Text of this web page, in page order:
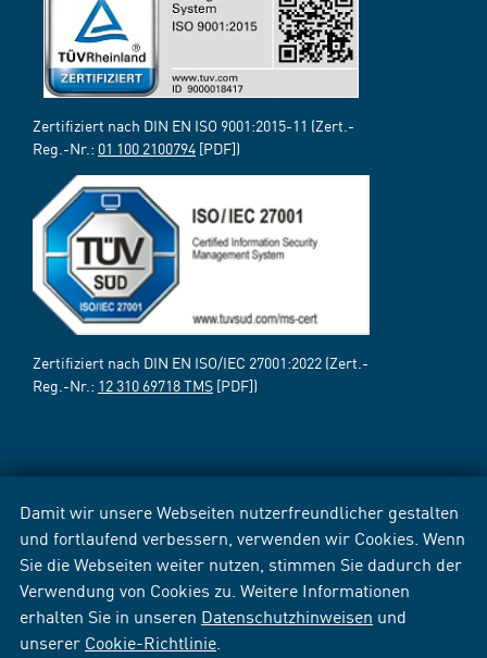
Damit wir unsere Webseiten nutzerfreundlicher gestalten
und fortlaufend verbessern, verwenden wir Cookies. Wenn
Sie die Webseiten weiter nutzen, stimmen Sie dadurch der
Verwendung von Cookies zu. Weitere Informationen
erhalten Sie in unseren Datenschutzhinweisen und
unserer Cookie-Richtlinie
Zertifiziert nach DIN EN ISO 9001:2015-11 (Zert.-
Reg.-Nr.: 01 100 2100794 [PDF])
Zertifiziert nach DIN EN ISO/IEC 27001:2022 (Zert.-
Reg.-Nr.: 12 310 69718 TMS [PDF])